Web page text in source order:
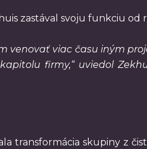
zastával svoju funkciu od
venovať viac času iným
firmy,“ uviedol
transformácia skupiny z